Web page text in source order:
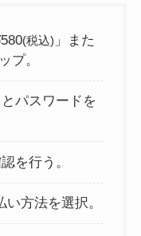
(税込) 」また
プ。
パスワードを
を行う。
方法を選択。